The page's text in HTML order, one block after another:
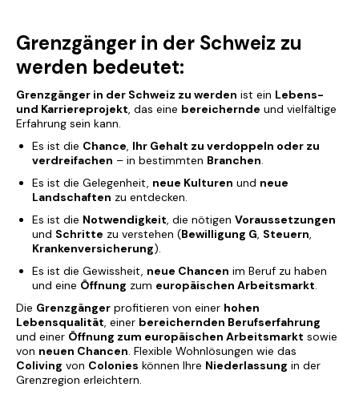
Grenzgänger in der Schweiz zu
werden bedeutet:
Grenzgänger in der Schweiz zu werden ist ein Lebens-
und Karriereprojekt, das eine bereichernde und vielfältige
Erfahrung sein kann.
Es ist die Chance, Ihr Gehalt zu verdoppeln oder zu
verdreifachen – in bestimmten Branchen.
Es ist die Gelegenheit, neue Kulturen und neue
Landschaften zu entdecken.
Es ist die Notwendigkeit, die nötigen Voraussetzungen
und Schritte zu verstehen (Bewilligung G, Steuern,
Krankenversicherung).
Es ist die Gewissheit, neue Chancen im Beruf zu haben
und eine Öffnung zum europäischen Arbeitsmarkt.
Die Grenzgänger profitieren von einer hohen
Lebensqualität, einer bereichernden Berufserfahrung
und einer Öffnung zum europäischen Arbeitsmarkt sowie
von neuen Chancen. Flexible Wohnlösungen wie das
Coliving von Colonies können Ihre Niederlassung in der
Grenzregion erleichtern.